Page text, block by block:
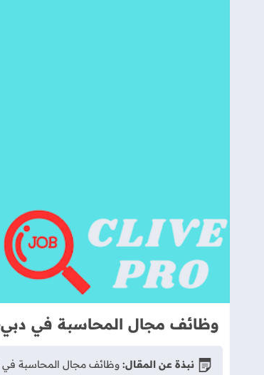
وظائف مجال المحاسبة في دبي-
نبذة عن المقال: وظائف مجال المحاسبة في